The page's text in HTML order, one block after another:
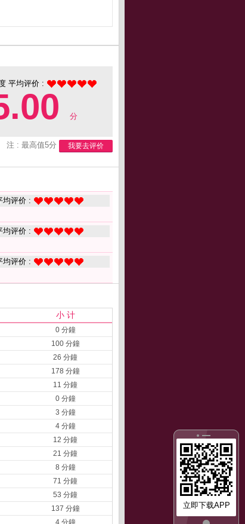
立即下载APP
平均评价 :
分
注 : 最高值5分 我要去评价
均评价 :
均评价 :
均评价 :
小 计
0 分鐘
100 分鐘
26 分鐘
178 分鐘
11 分鐘
0 分鐘
3 分鐘
4 分鐘
12 分鐘
21 分鐘
8 分鐘
71 分鐘
53 分鐘
137 分鐘
4 分鐘